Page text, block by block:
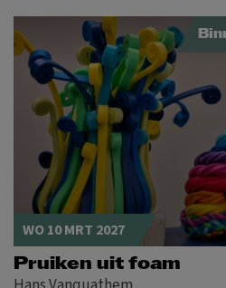
WO 10 MRT 2027
Pruiken uit foam